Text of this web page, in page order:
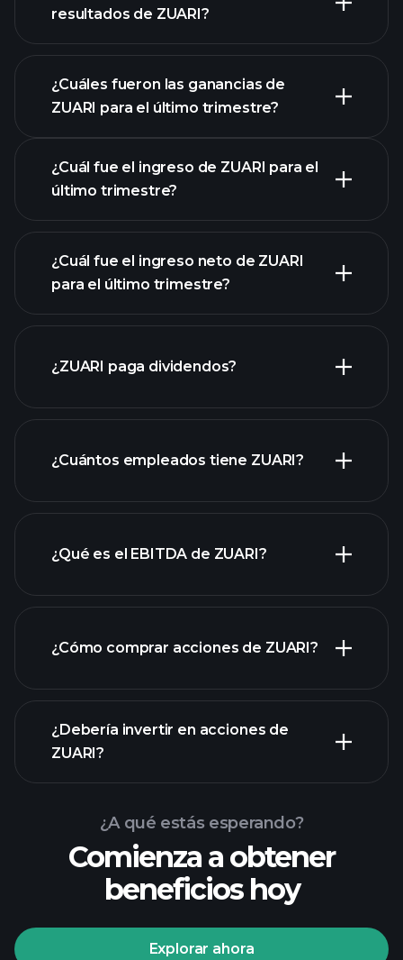
resultados de ZUARI?
¿Cuáles fueron las ganancias de
ZUARI para el último trimestre?
las ganancias de ZUARI
¿Cuál fue el ingreso de ZUARI para el
último trimestre?
¿Cuál fue el ingreso neto de ZUARI
para el último trimestre?
¿ZUARI paga dividendos?
acciones de alto dividendo
¿Cuántos empleados tiene ZUARI?
¿Qué es el EBITDA de ZUARI?
informes financieros
¿Cómo comprar acciones de ZUARI?
Playtrade Tournaments
¿Debería invertir en acciones de
ZUARI?
¿A qué estás esperando?
Comienza a obtener
beneficios hoy
Explorar ahora